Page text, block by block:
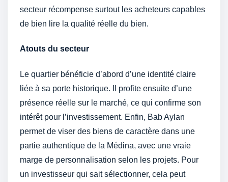
secteur récompense surtout les acheteurs capables
de bien lire la qualité réelle du bien.
Atouts du secteur
Le quartier bénéficie d’abord d’une identité claire
liée à sa porte historique. Il profite ensuite d’une
présence réelle sur le marché, ce qui confirme son
intérêt pour l’investissement. Enfin, Bab Aylan
permet de viser des biens de caractère dans une
partie authentique de la Médina, avec une vraie
marge de personnalisation selon les projets. Pour
un investisseur qui sait sélectionner, cela peut